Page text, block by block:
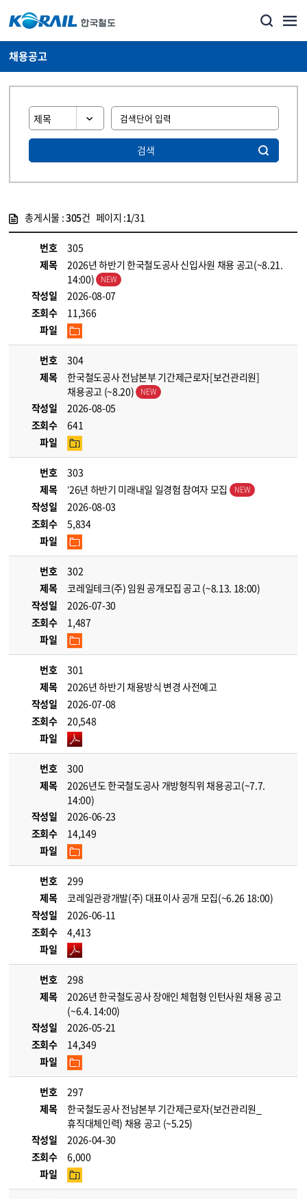
채용공고
검색
총게시물 :305건 페이지 :1/31
번호
305
제목
2026년 하반기 한국철도공사 신입사원 채용 공고(~8.21.
14:00)
작성일
2026-08-07
조회수
11,366
파일
번호
304
제목
한국철도공사 전남본부 기간제근로자[보건관리원]
채용공고 (~8.20)
작성일
2026-08-05
조회수
641
파일
번호
303
제목
’26년 하반기 미래내일 일경험 참여자 모집
작성일
2026-08-03
조회수
5,834
파일
번호
302
제목
코레일테크(주) 임원 공개모집 공고 (~8.13. 18:00)
작성일
2026-07-30
조회수
1,487
파일
번호
301
제목
2026년 하반기 채용방식 변경 사전예고
작성일
2026-07-08
조회수
20,548
파일
번호
300
제목
2026년도 한국철도공사 개방형직위 채용공고(~7.7.
14:00)
작성일
2026-06-23
조회수
14,149
파일
번호
299
제목
코레일관광개발(주) 대표이사 공개 모집(~6.26 18:00)
작성일
2026-06-11
조회수
4,413
파일
번호
298
제목
2026년 한국철도공사 장애인 체험형 인턴사원 채용 공고
(~6.4. 14:00)
작성일
2026-05-21
조회수
14,349
파일
번호
297
제목
한국철도공사 전남본부 기간제근로자(보건관리원_
휴직대체인력) 채용 공고 (~5.25)
작성일
2026-04-30
조회수
6,000
파일